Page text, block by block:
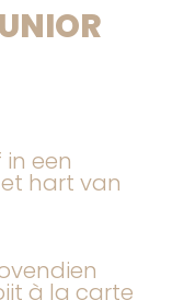
een
hart van
à la carte